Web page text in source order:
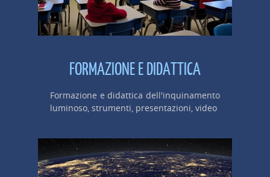
FORMAZIONE E DIDATTICA
Formazione e didattica dell'inquinamento
luminoso, strumenti, presentazioni, video